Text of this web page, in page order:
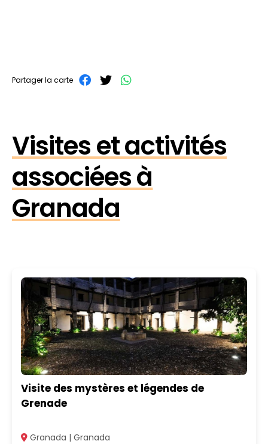
Partager la carte
Visites et activités
associées à
Granada
Visite des mystères et légendes de
Grenade
Granada | Granada